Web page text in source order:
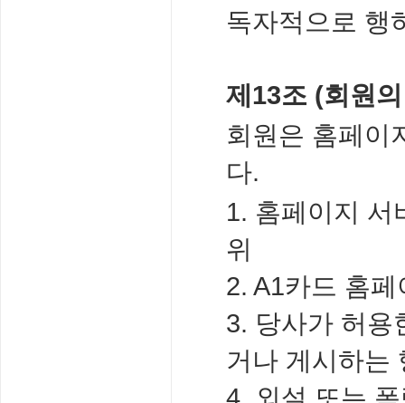
독자적으로 행
제13조 (회원
회원은 홈페이
다.
1. 홈페이지 서
위
2. A1카드 홈
3. 당사가 허용
거나 게시하는